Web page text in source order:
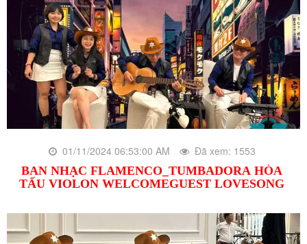
01/11/2024 06:53:00 AM Đã xem: 1553
BAN NHẠC FLAMENCO_TUMBADORA HÒA
TẤU VIOLON WELCOMEGUEST LOVESONG